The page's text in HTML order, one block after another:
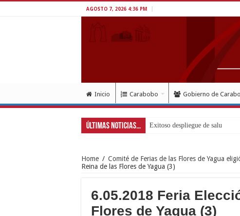
AGOSTO 7, 2026 4:36 PM
Inicio Carabobo Gobierno de
Últimas Noticias... Exitoso despliegue de salud con
Home / Comité de Ferias de las Flores de Yagua
Reina de las Flores de Yagua (3)
6.05.2018 Feria
Flores de Yagua (3)